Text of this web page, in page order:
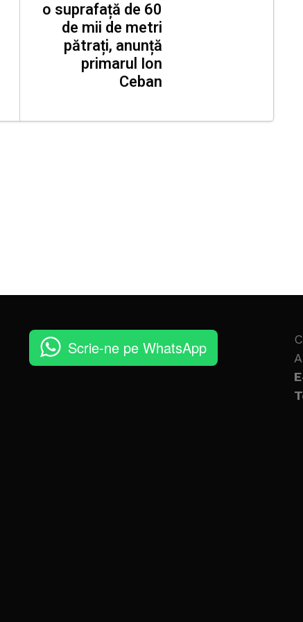
o suprafață de 60
de mii de metri
pătrați, anunță
primarul Ion
Ceban
Scrie-ne pe WhatsApp